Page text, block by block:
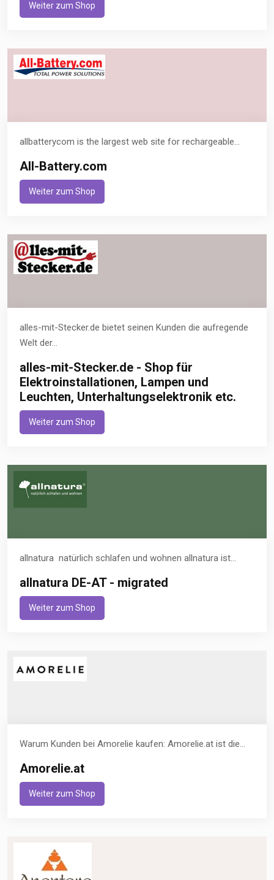
Weiter zum Shop
allbatterycom is the largest web site for rechargeable...
All-Battery.com
Weiter zum Shop
alles-mit-Stecker.de bietet seinen Kunden die aufregende
Welt der...
alles-mit-Stecker.de - Shop für
Elektroinstallationen, Lampen und
Leuchten, Unterhaltungselektronik etc.
Weiter zum Shop
allnatura  natürlich schlafen und wohnen allnatura ist...
allnatura DE-AT - migrated
Weiter zum Shop
Warum Kunden bei Amorelie kaufen: Amorelie.at ist die...
Amorelie.at
Weiter zum Shop